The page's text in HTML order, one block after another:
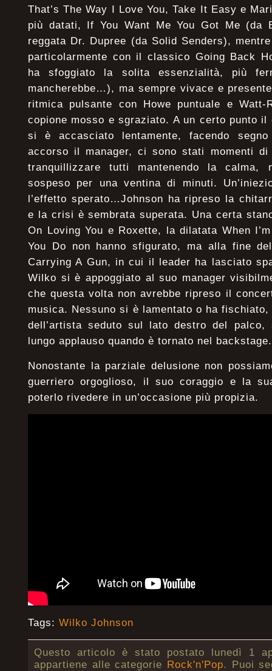
That’s The Way I Love You, Take It Easy e
più datati, If You Want Me You Got Me (da
reggata Dr. Dupree (da Solid Senders),
particolarmente con il classico Going Back
ha sfoggiato la solita essenzialità, più
mancherebbe…), ma sempre vivace e
ritmica pulsante con Howe puntuale e
copione mosso e sgraziato. A un certo punto
si è accasciato lentamente, facendo
accorso il manager, ci sono stati momenti
tranquillizzare tutti mantenendo la
sospeso per una ventina di minuti.
l’effetto sperato…Johnson ha ripreso la
e la crisi è sembrata superata. Una certa
On Loving You e Roxette, la dilatata When
You Do non hanno sfigurato, ma alla fine
Carrying A Gun, in cui il leader ha lasciato
Wilko si è appoggiato al suo manager
che questa volta non avrebbe ripreso il
musica. Nessuno si è lamentato o ha
dell’artista seduto sul lato destro del
lungo applauso quando è tornato nel backstage.
Nonostante la parziale delusione non
guerriero orgoglioso, il suo coraggio e la
poterlo rivedere in un’occasione più propizia.
Tags: Wilko Johnson
Questo articolo è stato postato lunedì 1
appartiene alle categorie Rock'n'Pop. Puoi